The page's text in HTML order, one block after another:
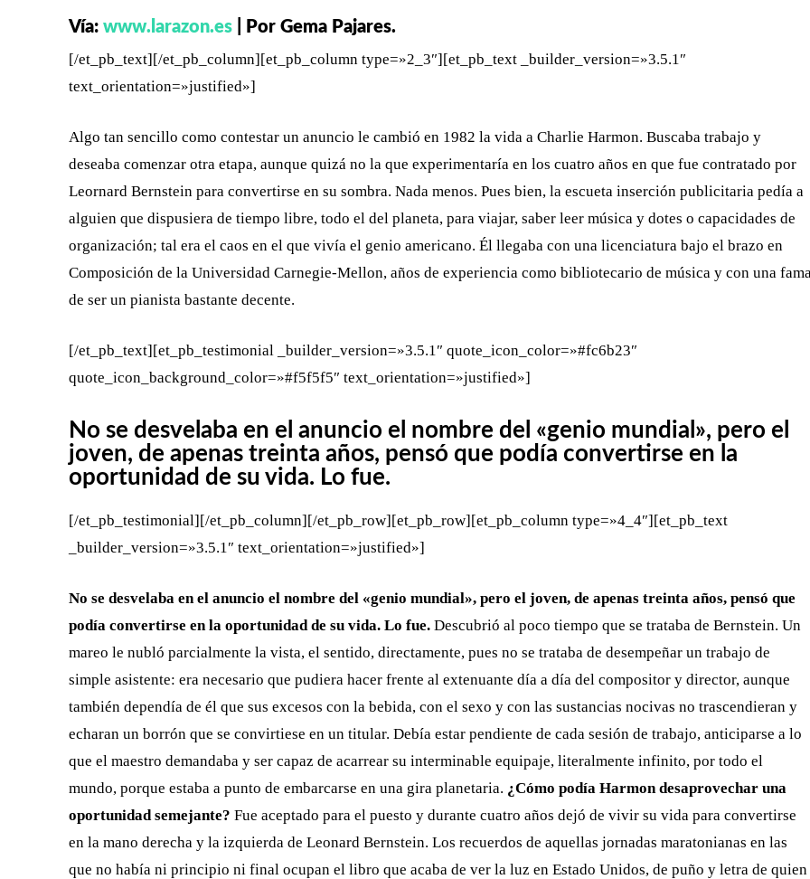
Vía: www.larazon.es | Por Gema Pajares.
[/et_pb_text][/et_pb_column][et_pb_column type=»2_3″][et_pb_text _builder_version=»3.5.1″
text_orientation=»justified»]
Algo tan sencillo como contestar un anuncio le cambió en 1982 la vida a Charlie Harmon. Buscaba trabajo y
deseaba comenzar otra etapa, aunque quizá no la que experimentaría en los cuatro años en que fue contratado por
Leornard Bernstein para convertirse en su sombra. Nada menos. Pues bien, la escueta inserción publicitaria pedía a
alguien que dispusiera de tiempo libre, todo el del planeta, para viajar, saber leer música y dotes o capacidades de
organización; tal era el caos en el que vivía el genio americano. Él llegaba con una licenciatura bajo el brazo en
Composición de la Universidad Carnegie-Mellon, años de experiencia como bibliotecario de música y con una
de ser un pianista bastante decente.
[/et_pb_text][et_pb_testimonial _builder_version=»3.5.1″ quote_icon_color=»#fc6b23″
quote_icon_background_color=»#f5f5f5″ text_orientation=»justified»]
No se desvelaba en el anuncio el nombre del «genio mundial», pero el
joven, de apenas treinta años, pensó que podía convertirse en la
oportunidad de su vida. Lo fue.
[/et_pb_testimonial][/et_pb_column][/et_pb_row][et_pb_row][et_pb_column type=»4_4″][et_pb_text
_builder_version=»3.5.1″ text_orientation=»justified»]
No se desvelaba en el anuncio el nombre del «genio mundial», pero el joven, de apenas treinta años, pensó que
podía convertirse en la oportunidad de su vida. Lo fue. Descubrió al poco tiempo que se trataba de Bernstein. Un
mareo le nubló parcialmente la vista, el sentido, directamente, pues no se trataba de desempeñar un trabajo de
simple asistente: era necesario que pudiera hacer frente al extenuante día a día del compositor y director, aunque
también dependía de él que sus excesos con la bebida, con el sexo y con las sustancias nocivas no trascendieran y
echaran un borrón que se convirtiese en un titular. Debía estar pendiente de cada sesión de trabajo, anticiparse a lo
que el maestro demandaba y ser capaz de acarrear su interminable equipaje, literalmente infinito, por todo el
mundo, porque estaba a punto de embarcarse en una gira planetaria. ¿Cómo podía Harmon desaprovechar una
oportunidad semejante? Fue aceptado para el puesto y durante cuatro años dejó de vivir su vida para convertirse
en la mano derecha y la izquierda de Leonard Bernstein. Los recuerdos de aquellas jornadas maratonianas en las
que no había ni principio ni final ocupan el libro que acaba de ver la luz en Estado Unidos, de puño y letra de quien